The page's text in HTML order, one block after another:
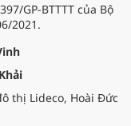
đặc biệt quan
con người và mỗi
GP-BTTTT của Bộ
2021.
thị Lideco, Hoài Đức